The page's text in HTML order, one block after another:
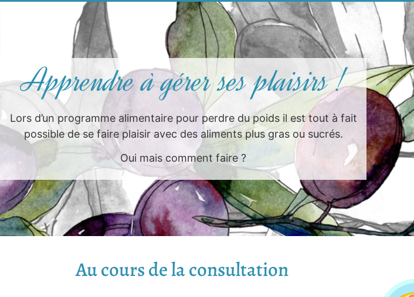
Apprendre à gérer ses plaisirs !
Lors d’un programme alimentaire pour perdre du poids il est tout à fait
possible de se faire plaisir avec des aliments plus gras ou sucrés.
Oui mais comment faire ?
Au cours de la consultation